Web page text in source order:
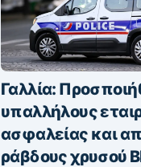
Γαλλία:
υπαλλήλους
ασφαλείας και
ράβδους χρυσού